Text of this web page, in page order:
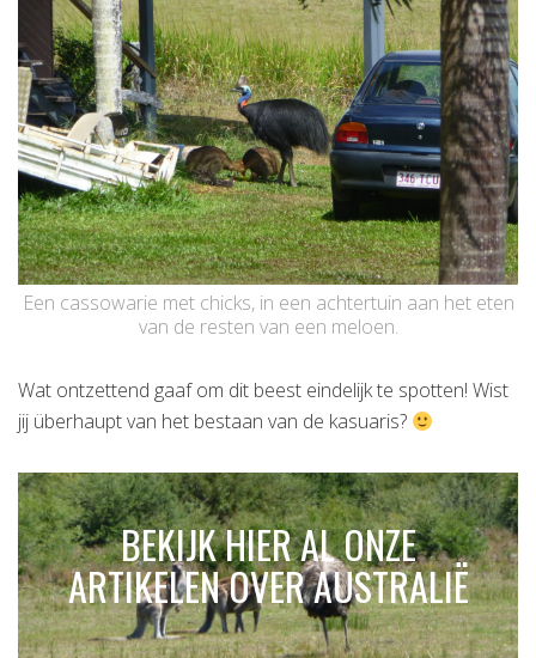
Een cassowarie met chicks, in een achtertuin aan het eten
van de resten van een meloen.
Wat ontzettend gaaf om dit beest eindelijk te spotten! Wist
jij überhaupt van het bestaan van de kasuaris?
BEKIJK HIER AL ONZE
ARTIKELEN OVER AUSTRALIË